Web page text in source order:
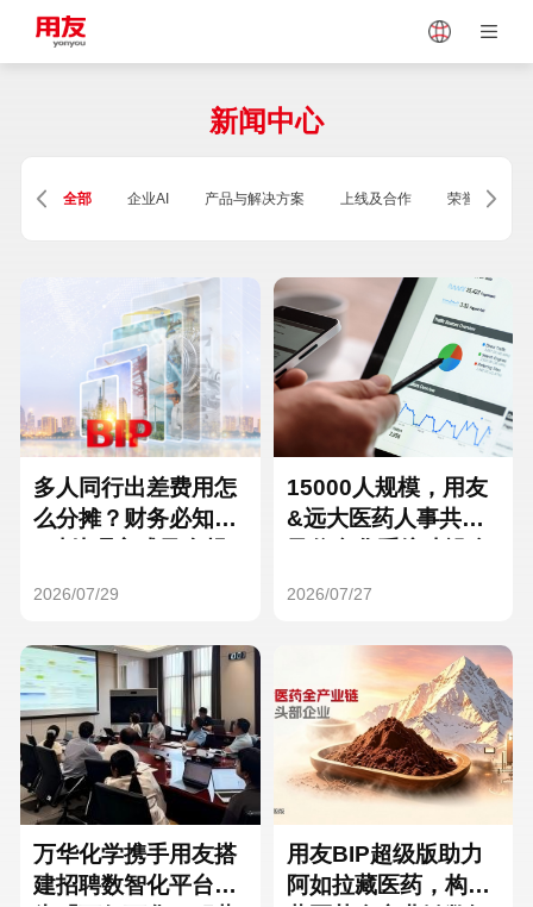
Vietnam
Singapore Malaysia
Thailand
Turkey
Hungary Mexico
Hong Kong Macau
新闻中心
全部 企业AI 产品与解决方案 上线及合作 荣誉及资质
多人同行出差费用怎
么分摊？财务必知的
2026/07/29
15000人规模，用友
&远大医药人事共享
2026/07/27
万华化学携手用友搭
建招聘数智化平台，
用友BIP超级版助力
阿如拉藏医药，构建